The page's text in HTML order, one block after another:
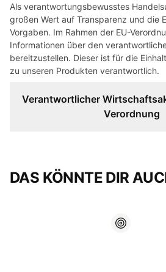
Als verantwortungsbewusstes
großen Wert auf Transparenz und die
Vorgaben. Im Rahmen der EU-
Informationen über den
bereitzustellen. Dieser ist für die
zu unseren Produkten verantwortlich.
Verantwortlicher
Verordnung
DAS KÖNNTE DIR